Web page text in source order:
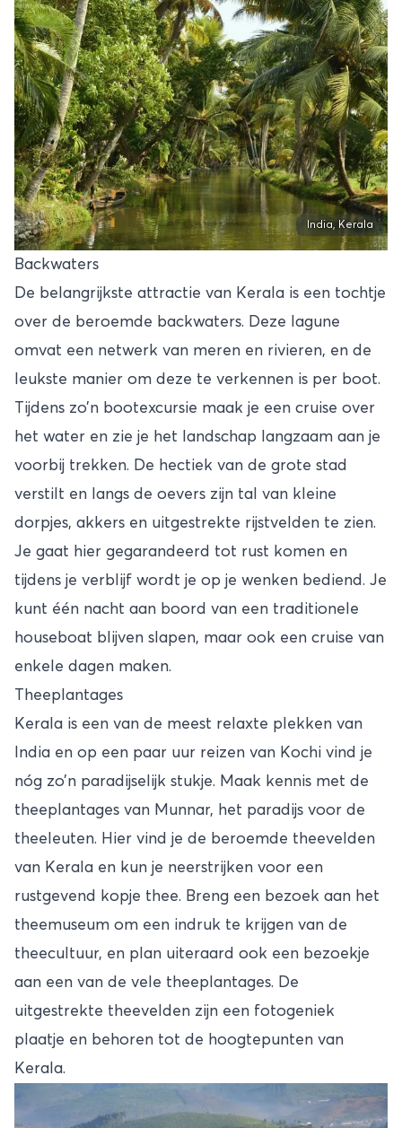
India, Kerala
Backwaters
De belangrijkste attractie van Kerala is een tochtje
over de beroemde backwaters. Deze lagune
omvat een netwerk van meren en rivieren, en de
leukste manier om deze te verkennen is per boot.
Tijdens zo’n bootexcursie maak je een cruise over
het water en zie je het landschap langzaam aan je
voorbij trekken. De hectiek van de grote stad
verstilt en langs de oevers zijn tal van kleine
dorpjes, akkers en uitgestrekte rijstvelden te zien.
Je gaat hier gegarandeerd tot rust komen en
tijdens je verblijf wordt je op je wenken bediend. Je
kunt één nacht aan boord van een traditionele
houseboat blijven slapen, maar ook een cruise van
enkele dagen maken.
Theeplantages
Kerala is een van de meest relaxte plekken van
India en op een paar uur reizen van Kochi vind je
nóg zo’n paradijselijk stukje. Maak kennis met de
theeplantages van Munnar, het paradijs voor de
theeleuten. Hier vind je de beroemde theevelden
van Kerala en kun je neerstrijken voor een
rustgevend kopje thee. Breng een bezoek aan het
theemuseum om een indruk te krijgen van de
theecultuur, en plan uiteraard ook een bezoekje
aan een van de vele theeplantages. De
uitgestrekte theevelden zijn een fotogeniek
plaatje en behoren tot de hoogtepunten van
Kerala.